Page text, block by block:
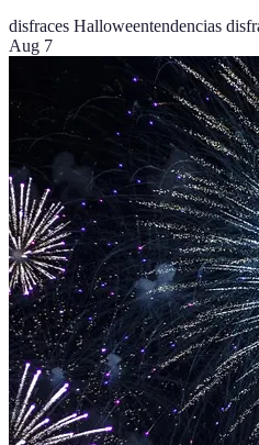
disfraces Halloweentendencias
Aug 7